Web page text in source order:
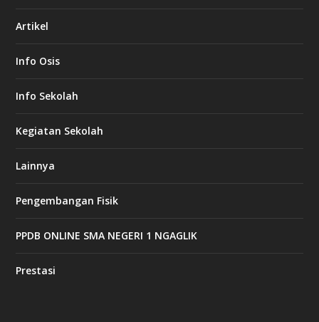
Artikel
Info Osis
Info Sekolah
Kegiatan Sekolah
Lainnya
Pengembangan Fisik
PPDB ONLINE SMA NEGERI 1 NGAGLIK
Prestasi